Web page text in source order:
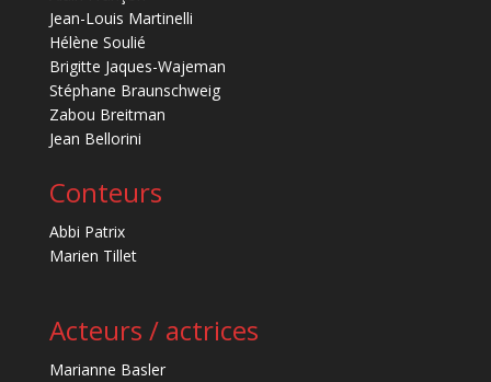
Jean-Louis Martinelli
Hélène Soulié
Brigitte Jaques-Wajeman
Stéphane Braunschweig
Zabou Breitman
Jean Bellorini
Conteurs
Abbi Patrix
Marien Tillet
Acteurs / actrices
Marianne Basler